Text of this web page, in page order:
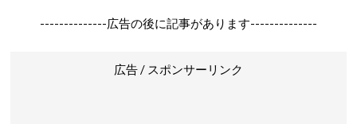
--------------広告の後に記事があります--------------
広告 / スポンサーリンク